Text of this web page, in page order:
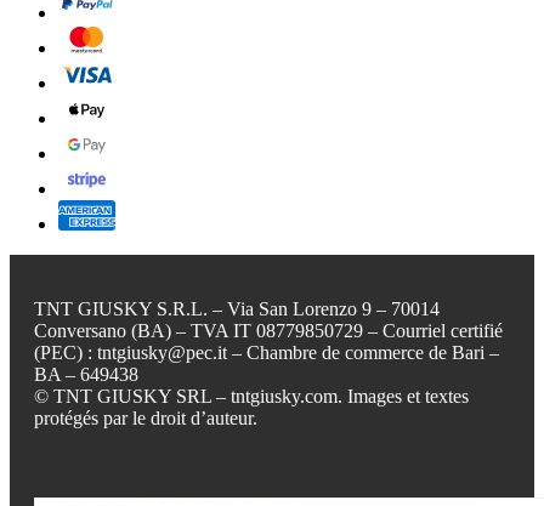
TNT GIUSKY S.R.L. – Via San Lorenzo 9 – 70014
Conversano (BA) – TVA IT 08779850729 – Courriel certifié
(PEC) : tntgiusky@pec.it – Chambre de commerce de Bari –
BA – 649438
© TNT GIUSKY SRL – tntgiusky.com. Images et textes
protégés par le droit d’auteur.